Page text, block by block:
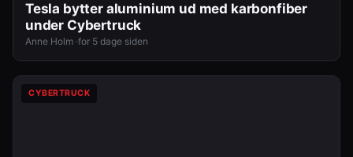
Tesla bytter aluminium ud med karbonfiber
under Cybertruck
Anne Holm ·for 5 dage siden
CYBERTRUCK